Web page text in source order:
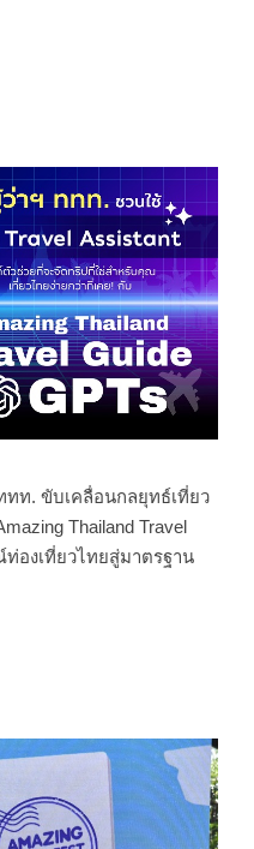
ทท. ขับเคลื่อนกลยุทธ์เที่ยว
Thailand Travel
ท่องเที่ยวไทยสู่มาตรฐาน